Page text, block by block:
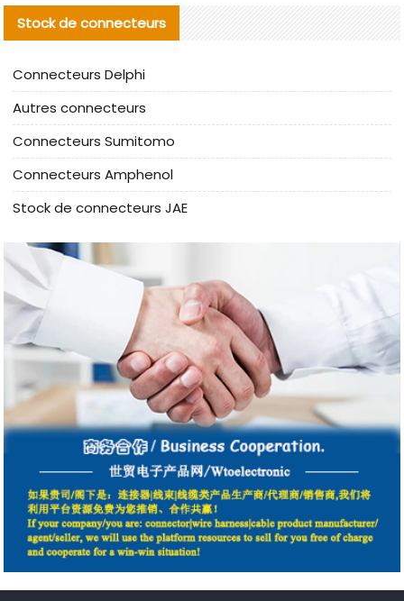
Stock de connecteurs
Connecteurs Delphi
Autres connecteurs
Connecteurs Sumitomo
Connecteurs Amphenol
Stock de connecteurs JAE